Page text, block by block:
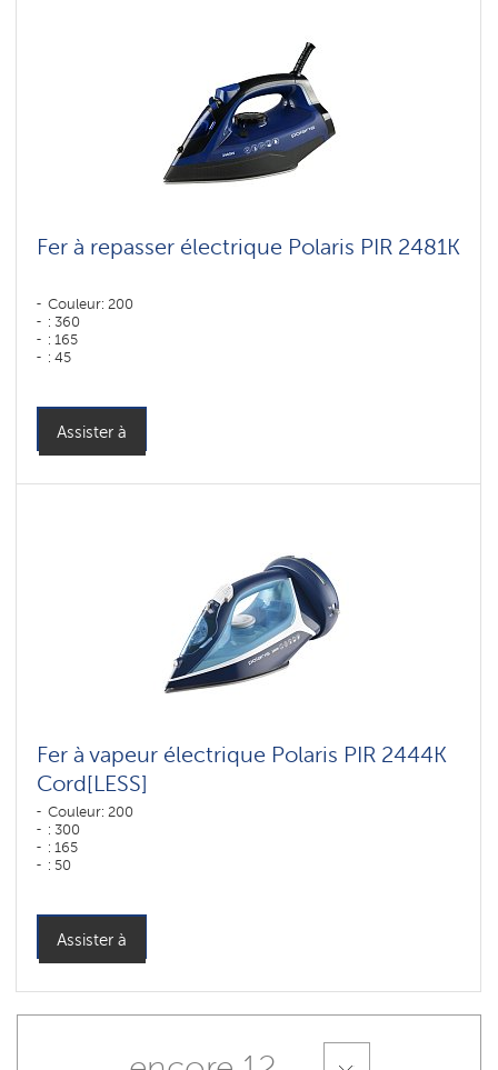
Fer à repasser électrique Polaris PIR 2481K
Couleur: 200
: 360
: 165
: 45
Assister à
Fer à vapeur électrique Polaris PIR 2444K
Cord[LESS]
Couleur: 200
: 300
: 165
: 50
Assister à